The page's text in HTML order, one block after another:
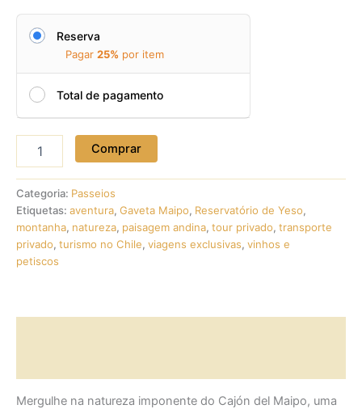
Reserva
Pagar 25% por item
Total de pagamento
Embalse
del
Yeso
quantidade
Comprar
Categoria: Passeios
Etiquetas: aventura, Gaveta Maipo, Reservatório de Yeso,
montanha, natureza, paisagem andina, tour privado, transporte
privado, turismo no Chile, viagens exclusivas, vinhos e
petiscos
Mergulhe na natureza imponente do Cajón del Maipo, uma